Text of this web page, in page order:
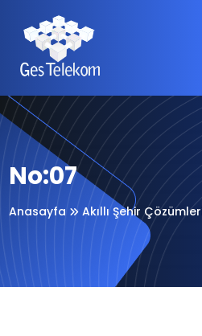
No:07
Anasayfa Akıllı Şehir